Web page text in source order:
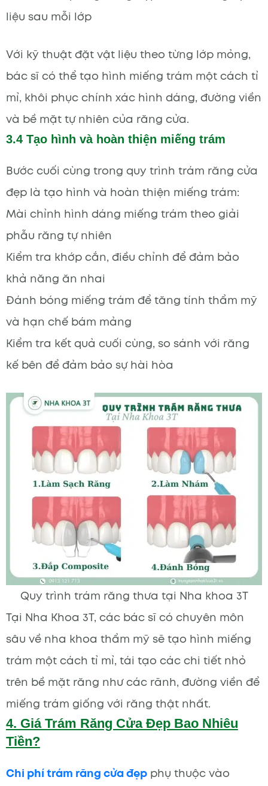
liệu sau mỗi lớp
Với kỹ thuật đặt vật liệu theo từng lớp mỏng,
bác sĩ có thể tạo hình miếng trám một cách tỉ
mỉ, khôi phục chính xác hình dáng, đường viền
và bề mặt tự nhiên của răng cửa.
3.4 Tạo hình và hoàn thiện miếng trám
Bước cuối cùng trong quy trình trám răng cửa
đẹp là tạo hình và hoàn thiện miếng trám:
Mài chỉnh hình dáng miếng trám theo giải
phẫu răng tự nhiên
Kiểm tra khớp cắn, điều chỉnh để đảm bảo
khả năng ăn nhai
Đánh bóng miếng trám để tăng tính thẩm mỹ
và hạn chế bám mảng
Kiểm tra kết quả cuối cùng, so sánh với răng
kế bên để đảm bảo sự hài hòa
Quy trình trám răng thưa tại Nha khoa 3T
Tại Nha Khoa 3T, các bác sĩ có chuyên môn
sâu về nha khoa thẩm mỹ sẽ tạo hình miếng
trám một cách tỉ mỉ, tái tạo các chi tiết nhỏ
trên bề mặt răng như các rãnh, đường viền để
miếng trám giống với răng thật nhất.
4. Giá Trám Răng Cửa Đẹp Bao Nhiêu
Tiền?
Chi phí trám răng cửa đẹpphụ thuộc vào